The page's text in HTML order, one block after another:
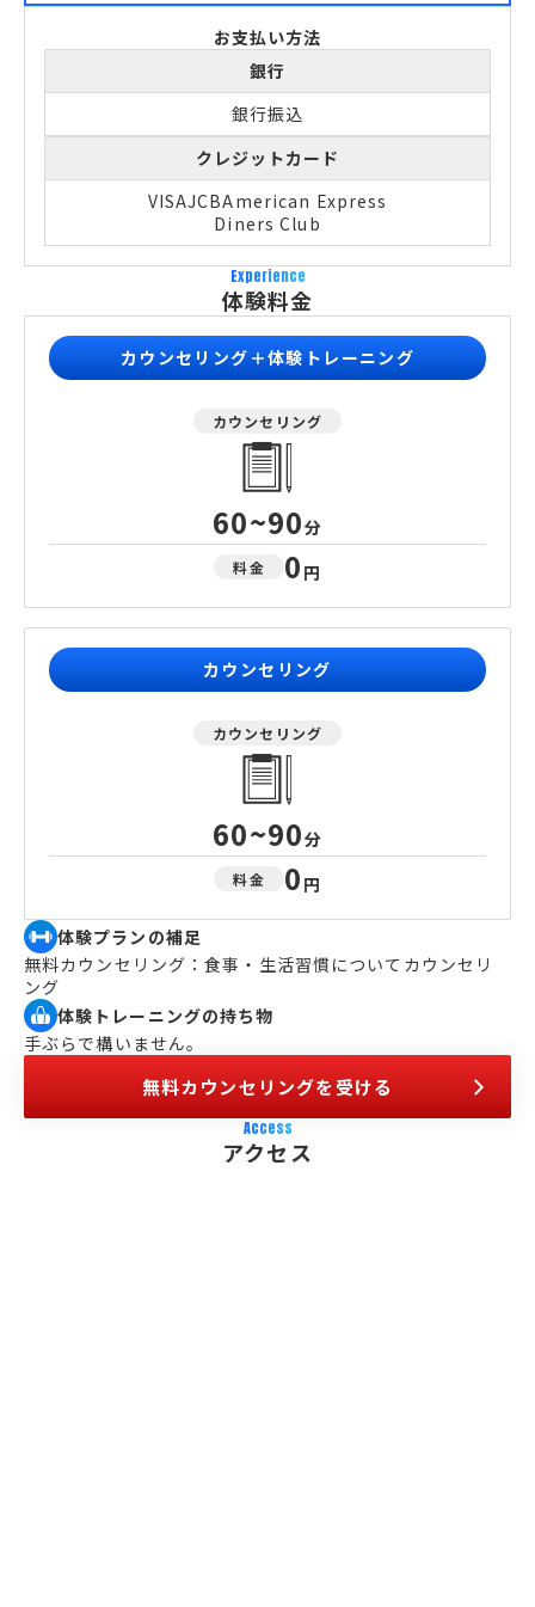
お支払い方法
銀行
銀行振込
クレジットカード
VISAJCBAmerican Express
Diners Club
Experience
体験料金
カウンセリング＋体験トレーニング
カウンセリング
60~90分
料金 0 円
カウンセリング
カウンセリング
60~90分
料金 0 円
体験プランの補足
無料カウンセリング：食事・生活習慣についてカウンセリ
ング
体験トレーニングの持ち物
手ぶらで構いません。
無料カウンセリングを受ける
Access
アクセス